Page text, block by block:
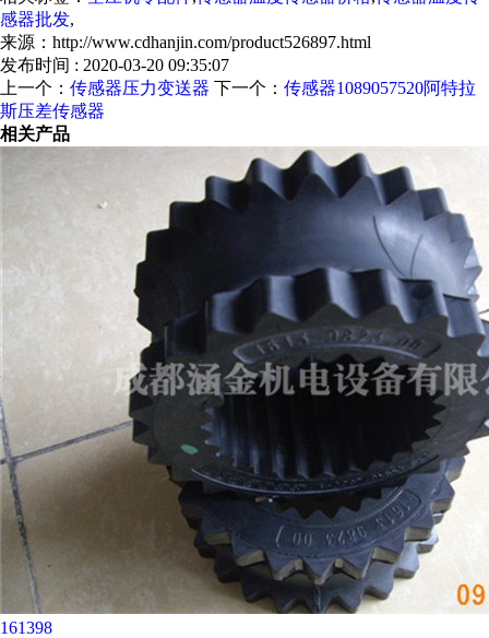
感器批发,
来源：http://www.cdhanjin.com/product526897.html
发布时间 : 2020-03-20 09:35:07
上一个： 传感器压力变送器 下一个： 传感器1089057520阿特拉
斯压差传感器
相关产品
161398